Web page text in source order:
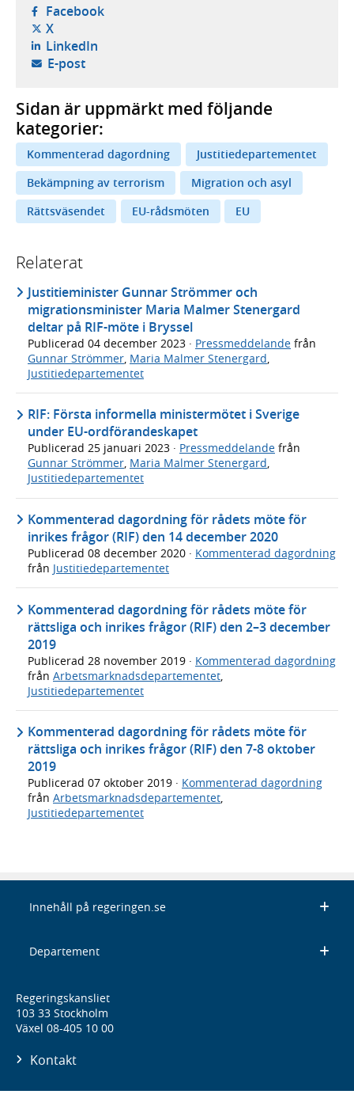
Facebook- öppnas i ny flik, extern webbplats,
X- öppnas i ny flik, extern webbplats,
LinkedIn- öppnas i ny flik, extern webbplats,
E-post- öppnar din e-postklient,
Sidan är uppmärkt med följande
kategorier:
Kommenterad dagordning
Justitiedepartementet
Bekämpning av terrorism
Migration och asyl
Rättsväsendet
EU-rådsmöten EU
Relaterat
Justitieminister Gunnar Strömmer och
migrationsminister Maria Malmer Stenergard
deltar på RIF-möte i Bryssel
Publicerad 04 december 2023 · Pressmeddelande från
Gunnar Strömmer Maria Malmer Stenergard
Justitiedepartementet
RIF: Första informella ministermötet i Sverige
under EU-ordförandeskapet
Publicerad 25 januari 2023 · Pressmeddelande från
Gunnar Strömmer, Maria Malmer Stenergard,
Justitiedepartementet
Kommenterad dagordning för rådets möte för
inrikes frågor (RIF) den 14 december 2020
Publicerad 08 december 2020 · Kommenterad dagordning
från Justitiedepartementet
Kommenterad dagordning för rådets möte för
rättsliga och inrikes frågor (RIF) den 2–3 december
2019
Publicerad 28 november 2019 · Kommenterad dagordning
från Arbetsmarknadsdepartementet
Justitiedepartementet
Kommenterad dagordning för rådets möte för
rättsliga och inrikes frågor (RIF) den 7-8 oktober
2019
Publicerad 07 oktober 2019 · Kommenterad dagordning
från Arbetsmarknadsdepartementet,
Justitiedepartementet
Innehåll på regeringen.se
Departement
Regeringskansliet
103 33 Stockholm
Växel 08-405 10 00
Kontakt